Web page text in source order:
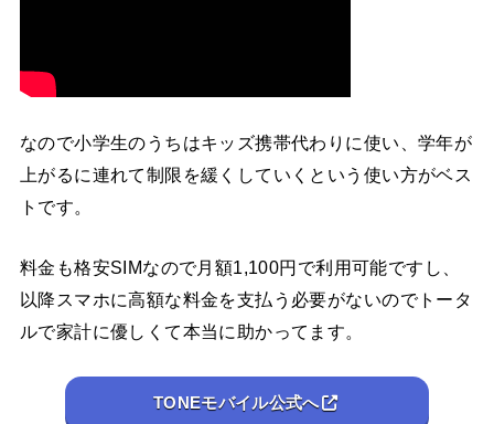
なので小学生のうちはキッズ携帯代わりに使い、学年が
上がるに連れて制限を緩くしていくという使い方がベス
トです。
料金も格安SIMなので月額1,100円で利用可能ですし、
以降スマホに高額な料金を支払う必要がないのでトータ
ルで家計に優しくて本当に助かってます。
TONEモバイル公式へ